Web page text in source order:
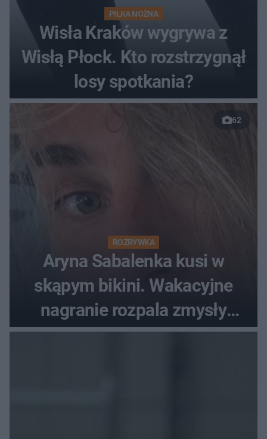
PIŁKA NOŻNA
Wisła Kraków wygrywa z
Wisłą Płock. Kto rozstrzygnął
losy spotkania?
62
ROZRYWKA
Aryna Sabalenka kusi w
skąpym bikini. Wakacyjne
nagranie rozpala zmysły
fanów